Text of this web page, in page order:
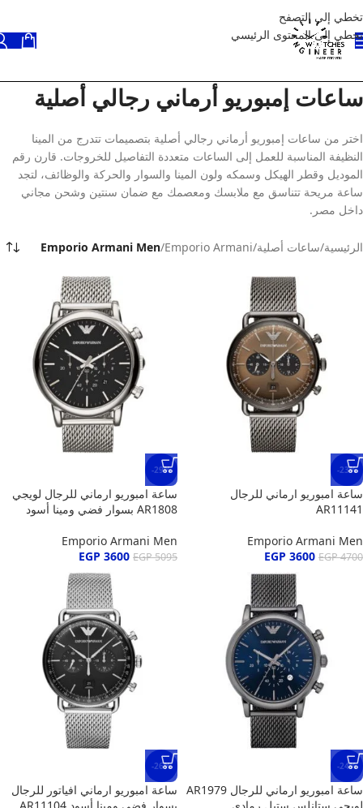
تخطي إلى التصفح
تخطي إلى المحتوى الرئيسي
ساعات إمبوريو أرماني رجالي أصلية
اختر من ساعات إمبوريو أرماني رجالي أصلية بتصميمات تتدرج من المينا
النظيفة المناسبة للعمل إلى الساعات متعددة التفاصيل للخروجات. قارن رقم
الموديل وقطر الهيكل وسمكه ولون المينا والسوار والحركة والوظائف، لتجد
ساعة مريحة تتناسق مع ملابسك ومعصمك مع ضمان سنتين وشحن مجاني
داخل مصر.
الرئيسية/ساعات أصلية/
Emporio Armani
/
Emporio Armani Men
-23%
ساعة امبوريو ارماني للرجال
AR11141
Emporio Armani Men
EGP4700
EGP 3600
-29%
ساعة امبوريو ارماني للرجال لويجي
AR1808 بسوار فضي ومينا أسود
Emporio Armani Men
EGP5095
EGP 3600
-24%
ساعة امبوريو ارماني للرجال AR1979
-26%
ساعة امبوريو ارماني افياتور للرجال